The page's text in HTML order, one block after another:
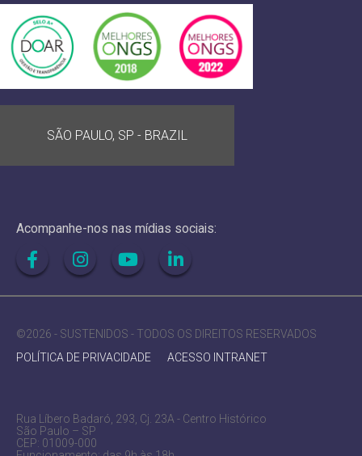
SÃO PAULO, SP - BRAZIL
Acompanhe-nos nas mídias sociais:
©2026 - SUSTENIDOS - TODOS OS DIREITOS RESERVADOS
POLÍTICA DE PRIVACIDADE
ACESSO INTRANET
Rua Líbero Badaró, 293, Cj. 23A - Centro Histórico
São Paulo – SP
CEP: 01009-000